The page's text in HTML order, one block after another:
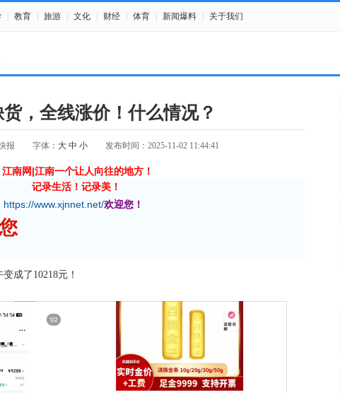
教育 旅游 文化 财经 体育 新闻爆料 关于我们
，全线涨价！什么情况？
报 字体： 大 中 小 发布时间：2025-11-02 11:44:41
江南网|江南一个让人向往的地方！
记录生活！记录美！
https://www.xjnnet.net/欢迎您！
成了10218元！